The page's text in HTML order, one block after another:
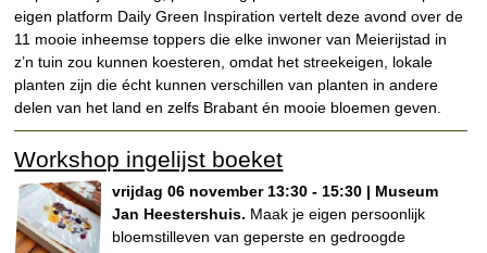
eigen platform Daily Green Inspiration vertelt deze avond over de
11 mooie inheemse toppers die elke inwoner van Meierijstad in
z’n tuin zou kunnen koesteren, omdat het streekeigen, lokale
planten zijn die écht kunnen verschillen van planten in andere
delen van het land en zelfs Brabant én mooie bloemen geven.
Workshop ingelijst boeket
vrijdag 06 november 13:30 - 15:30 | Museum
Jan Heestershuis. Maak je eigen persoonlijk
bloemstilleven van geperste en gedroogde